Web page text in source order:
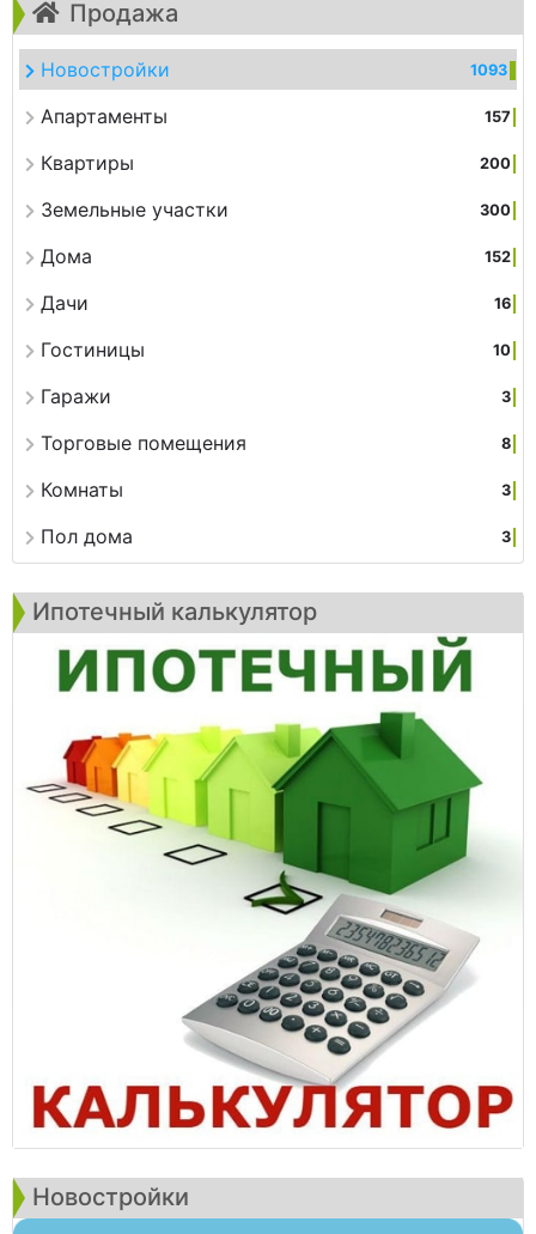
Продажа
Новостройки 1093
Апартаменты 157
Квартиры 200
Земельные участки 300
Дома 152
Дачи 16
Гостиницы 10
Гаражи 3
Торговые помещения 8
Комнаты 3
Пол дома 3
Ипотечный калькулятор
Новостройки